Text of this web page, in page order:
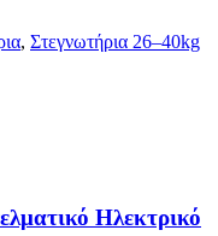
, Στεγνωτήρια 26–40kg
Ηλεκτρικό